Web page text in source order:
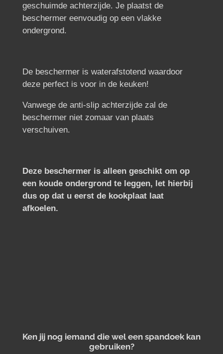
geschuimde achterzijde. Je plaatst de
beschermer eenvoudig op een vlakke
ondergrond.
De beschermer is waterafstotend waardoor
deze perfect is voor in de keuken!
Vanwege de anti-slip achterzijde zal de
beschermer niet zomaar van plaats
verschuiven.
Deze beschermer is alleen geschikt om op
een koude ondergrond te leggen, let hierbij
dus op dat u eerst de kookplaat laat
afkoelen.
Ken jij nog iemand die wel een spandoek kan
gebruiken?